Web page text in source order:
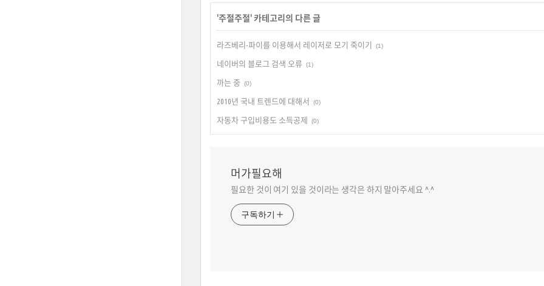
'주절주절' 카테고리의 다른 글
라즈베리-파이를 이용해서 레이저로 모기 죽이기 (1)
네이버의 블로그 검색 오류 (1)
까는 중 (0)
2010년 국내 트렌드에 대해서 (0)
자동차 구입비용도 소득공제 (0)
머가필요해
필요한 것이 여기 있을 것이라는 생각은 하지 말아주세요 ^.^
구독하기